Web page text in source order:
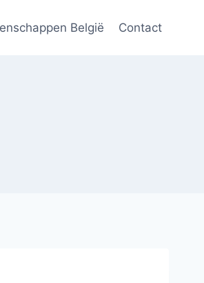
België Contact